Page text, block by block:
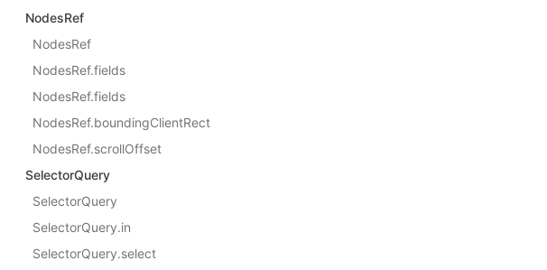
NodesRef
NodesRef
NodesRef.fields
NodesRef.fields
NodesRef.boundingClientRect
NodesRef.scrollOffset
SelectorQuery
SelectorQuery
SelectorQuery.in
SelectorQuery.select